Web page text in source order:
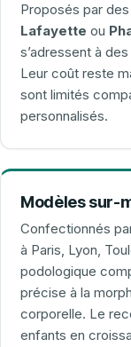
Proposés par
Lafayette ou
s’adressent à
Leur coût reste
sont limités
personnalisés.
Modèles sur-
Confectionnés
à Paris, Lyon,
podologique
précise à la
corporelle. Le
enfants en